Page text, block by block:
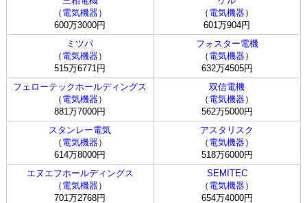
（ 電気機器）
600万3000円
（ 電気機器）
601万904円
ミツバ
（ 電気機器）
515万6771円
フォスター電機
（ 電気機器）
632万4505円
フェローテックホールディングス
（ 電気機器）
881万7000円
双信電機
（ 電気機器）
562万5000円
スタンレー電気
（ 電気機器）
614万8000円
アスタリスク
（ 電気機器）
518万6000円
エヌエフホールディングス
（ 電気機器）
701万2768円
SEMITEC
（ 電気機器）
654万4000円